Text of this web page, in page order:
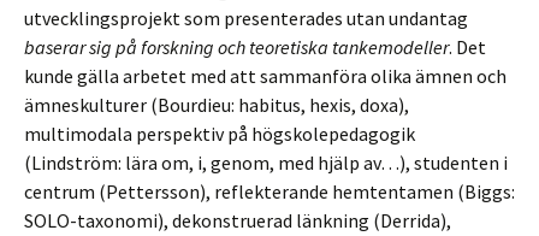
utvecklingsprojekt som presenterades utan undantag
baserar sig på forskning och teoretiska tankemodeller. Det
kunde gälla arbetet med att sammanföra olika ämnen och
ämneskulturer (Bourdieu: habitus, hexis, doxa),
multimodala perspektiv på högskolepedagogik
(Lindström: lära om, i, genom, med hjälp av…), studenten i
centrum (Pettersson), reflekterande hemtentamen (Biggs:
SOLO-taxonomi), dekonstruerad länkning (Derrida),